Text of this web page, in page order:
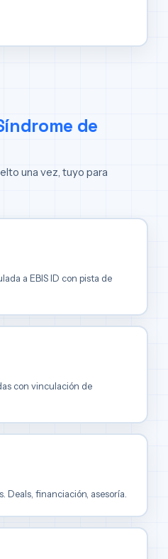
de
una vez, tuyo para
a EBIS ID con pista de
con vinculación de
Deals, financiación, asesoría.